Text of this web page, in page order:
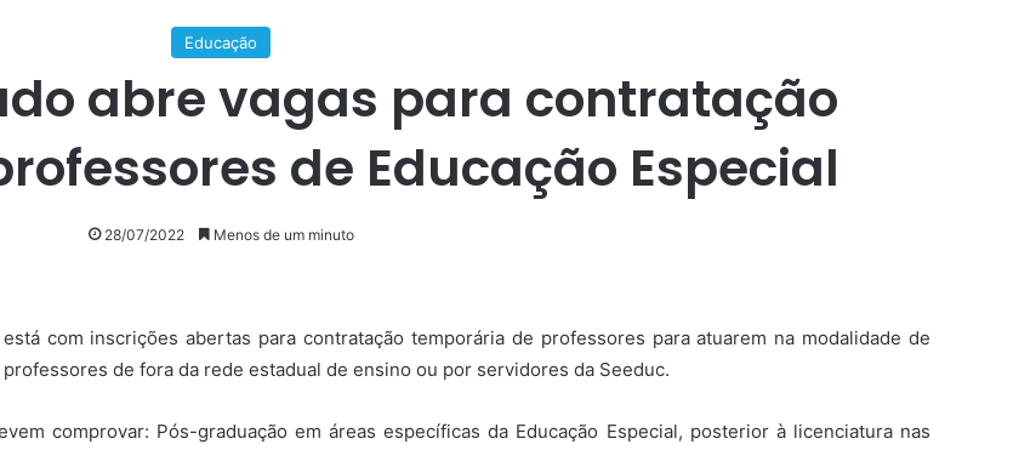
Educação
abre vagas para contratação
de Educação Especial
28/07/2022 Menos de um minuto
com inscrições abertas para contratação temporária de professores para atuarem na modalidade de
de fora da rede estadual de ensino ou por servidores da Seeduc.
comprovar: Pós-graduação em áreas específicas da Educação Especial, posterior à licenciatura nas